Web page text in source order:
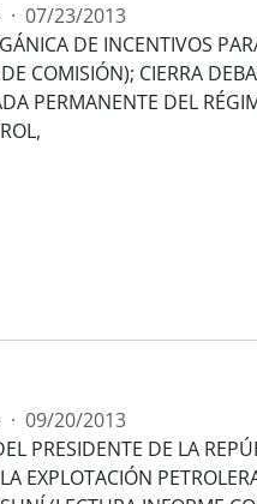
· 07/23/2013
DE INCENTIVOS
COMISIÓN); CIERRA
PERMANENTE DEL
· 09/20/2013
PRESIDENTE DE LA
EXPLOTACIÓN